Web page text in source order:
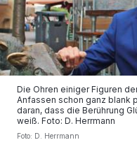
Die Ohren einiger Figuren
Anfassen schon ganz blank
daran, dass die Berührung
weiß. Foto: D. Herrmann
Foto: D. Herrmann
Wir und unsere218-Partner
personenbezogene Daten
Kennungen auf Ihrem Gerät
Tracking-Technologien für
verarbeiten Daten, um Ihnen
Zwecke. Wenn Tracker
Anzeigen möglicherweise
dieses Menü jederzeit
Einstellungen oder Ablehnen